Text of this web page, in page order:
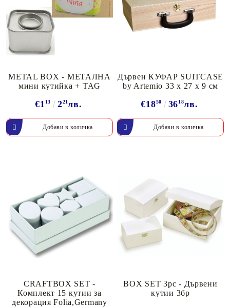
METAL BOX - МЕТАЛНА
мини кутийка + TAG
€1 13 221лв.
Дървен КУФАР SUITCASE
by Artemio 33 х 27 х 9 см
€1850 3618лв.
CRAFTBOX SET -
Комплект 15 кутии за
декорация Folia,Germany
BOX SET 3pc - Дървени
кутии 3бр